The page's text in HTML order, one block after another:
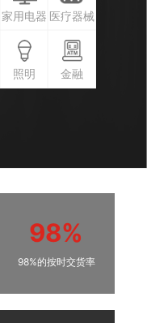
家用电器 医疗器械
照明 金融
98%
98%的按时交货率